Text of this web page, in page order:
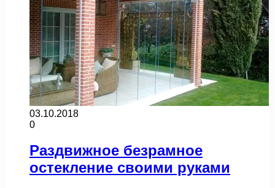
03.10.2018
0
Раздвижное безрамное
остекление своими руками